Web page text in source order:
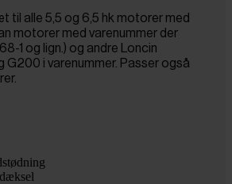
til alle 5,5 og 6,5 hk motorer med
motorer med varenummer der
1 og lign.) og andre Loncin
G200 i varenummer. Passer også